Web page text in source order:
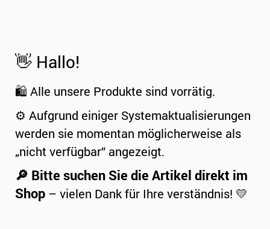
👋 Hallo!
🛍️ Alle unsere Produkte sind vorrätig.
⚙️ Aufgrund einiger Systemaktualisierungen
werden sie momentan möglicherweise als
„nicht verfügbar“ angezeigt.
🔎 Bitte suchen Sie die Artikel direkt im
Shop – vielen Dank für Ihre verständnis! 💛